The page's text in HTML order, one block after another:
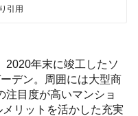
引用
2020年末に竣工したソ
デン。周囲には大型商
注目度が高いマンショ
リットを活かした充実